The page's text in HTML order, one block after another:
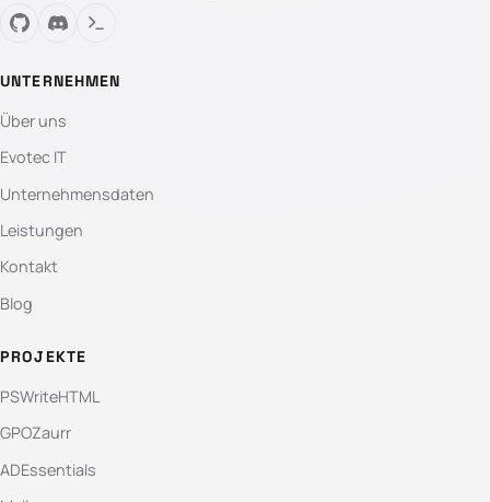
UNTERNEHMEN
Über uns
Evotec IT
Unternehmensdaten
Leistungen
Kontakt
Blog
PROJEKTE
PSWriteHTML
GPOZaurr
ADEssentials